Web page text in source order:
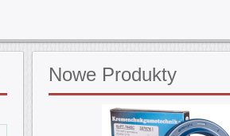
Nowe Produkty